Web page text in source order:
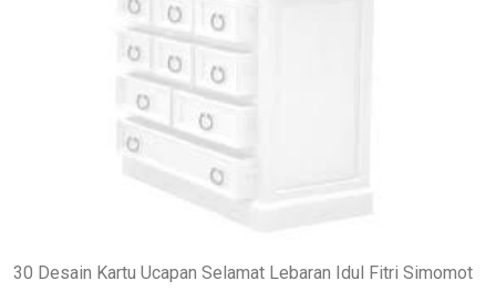
30 Desain Kartu Ucapan Selamat Lebaran Idul Fitri Simomot